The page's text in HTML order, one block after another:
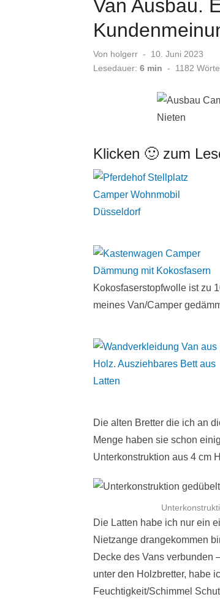
Van Ausbau.
Von holgerr
Veröffentlicht
am
10. Juni 2023
Lesedauer: 6 min - 1182
Klicken 🙂 zum
Kokosfaserstopfwolle ist zu
meines Van/Camper
Die alten Bretter die ich an
Menge haben sie schon
Unterkonstruktion aus 4 cm
Die Latten habe ich nur ein
Nietzange drangekommen
Decke des Vans verbunden
unter den Holzbretter, habe
Feuchtigkeit/Schimmel